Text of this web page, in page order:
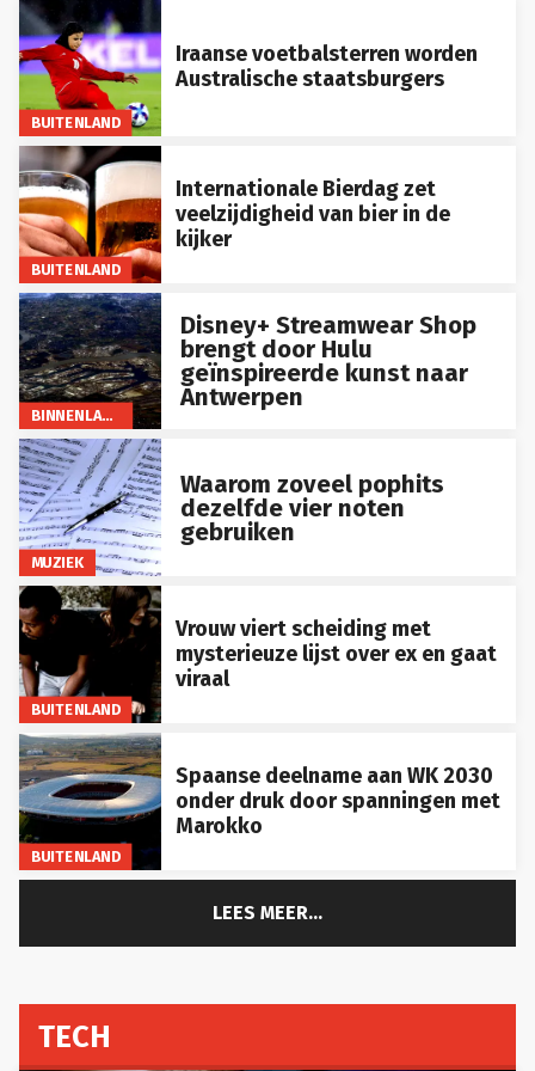
BUITENLAND
Iraanse voetbalsterren worden
Australische staatsburgers
BUITENLAND
Internationale Bierdag zet
veelzijdigheid van bier in de
kijker
BINNENLAND
Disney+ Streamwear Shop
brengt door Hulu
geïnspireerde kunst naar
Antwerpen
MUZIEK
Waarom zoveel pophits
dezelfde vier noten
gebruiken
BUITENLAND
Vrouw viert scheiding met
mysterieuze lijst over ex en gaat
viraal
BUITENLAND
Spaanse deelname aan WK 2030
onder druk door spanningen met
Marokko
LEES MEER...
TECH